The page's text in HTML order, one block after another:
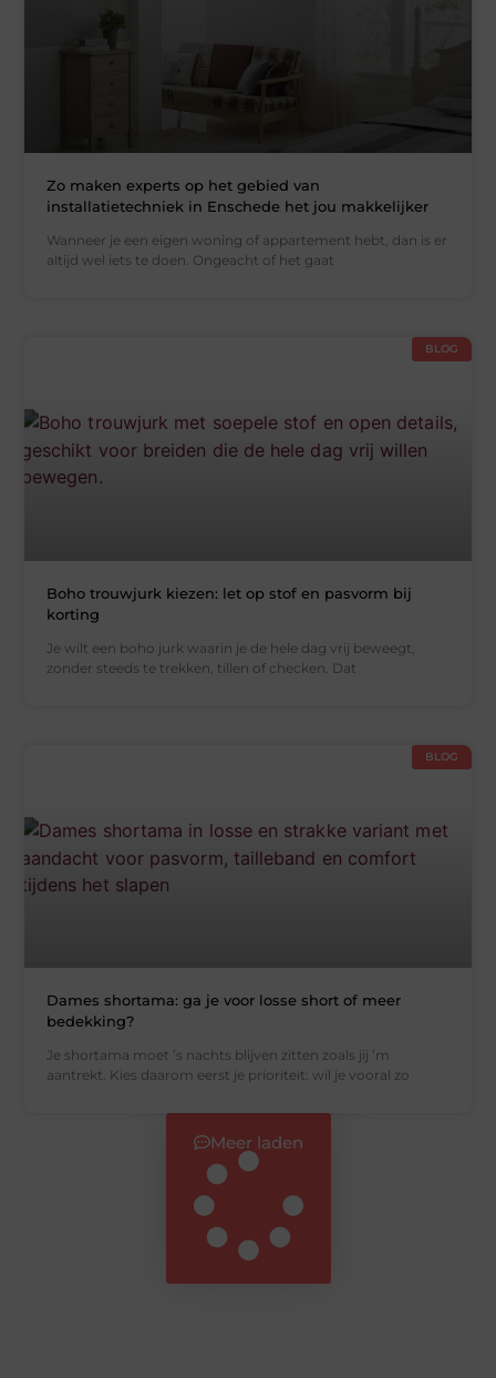
Zo maken experts op het gebied van
installatietechniek in Enschede het jou makkelijker
Wanneer je een eigen woning of appartement hebt, dan is er
altijd wel iets te doen. Ongeacht of het gaat
BLOG
Boho trouwjurk kiezen: let op stof en pasvorm bij
korting
Je wilt een boho jurk waarin je de hele dag vrij beweegt,
zonder steeds te trekken, tillen of checken. Dat
BLOG
Dames shortama: ga je voor losse short of meer
bedekking?
Je shortama moet ’s nachts blijven zitten zoals jij ’m
aantrekt. Kies daarom eerst je prioriteit: wil je vooral zo
Meer laden